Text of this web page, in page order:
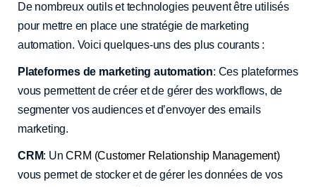
De nombreux outils et technologies peuvent être utilisés
pour mettre en place une stratégie de marketing
automation. Voici quelques-uns des plus courants :
Plateformes de marketing automation: Ces plateformes
vous permettent de créer et de gérer des workflows, de
segmenter vos audiences et d’envoyer des emails
marketing.
CRM: UnCRM (Customer Relationship Management)
vous permet de stocker et de gérer les données de vos